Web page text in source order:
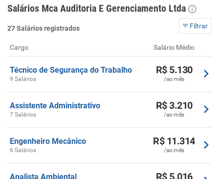
Salários Mca Auditoria E Gerenciamento Ltda
27 Salários registrados Filtrar
Cargo Salário Médio
Técnico de Segurança do Trabalho
9 Salários
R$ 5.130
/ao mês
Assistente Administrativo
7 Salários
R$ 3.210
/ao mês
Engenheiro Mecânico
6 Salários
R$ 11.314
/ao mês
Analista Ambiental